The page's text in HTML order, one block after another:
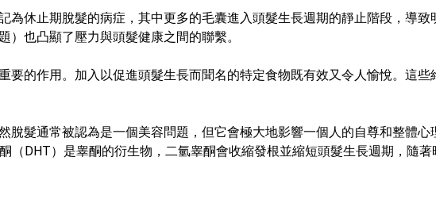
休止期脫髮的病症，其中更多的毛囊進入頭髮生長週期的靜止階段，導致
也凸顯了壓力與頭髮健康之間的聯繫。
要的作用。加入以促進頭髮生長而聞名的特定食物既有效又令人愉悅。這些
脫髮通常被認為是一個美容問題，但它會極大地影響一個人的自尊和整體心
（DHT）是睾酮的衍生物，二氫睾酮會收縮發根並縮短頭髮生長週期，隨